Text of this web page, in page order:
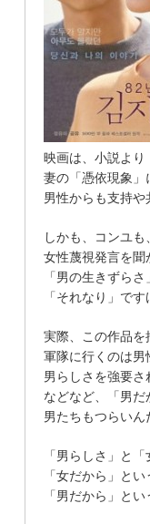
映画は、小説より
妻の「憑依現象
男性からも支持や
しかも、コンユも
女性蔑視発言を聞
「男の生きずら
「それなり」です
実際、この作品を
軍隊に行くのは男
男らしさを強要さ
などなど、「男だ
男たちもつらいん
「男らしさ」と
「女だから」と
「男だから」と